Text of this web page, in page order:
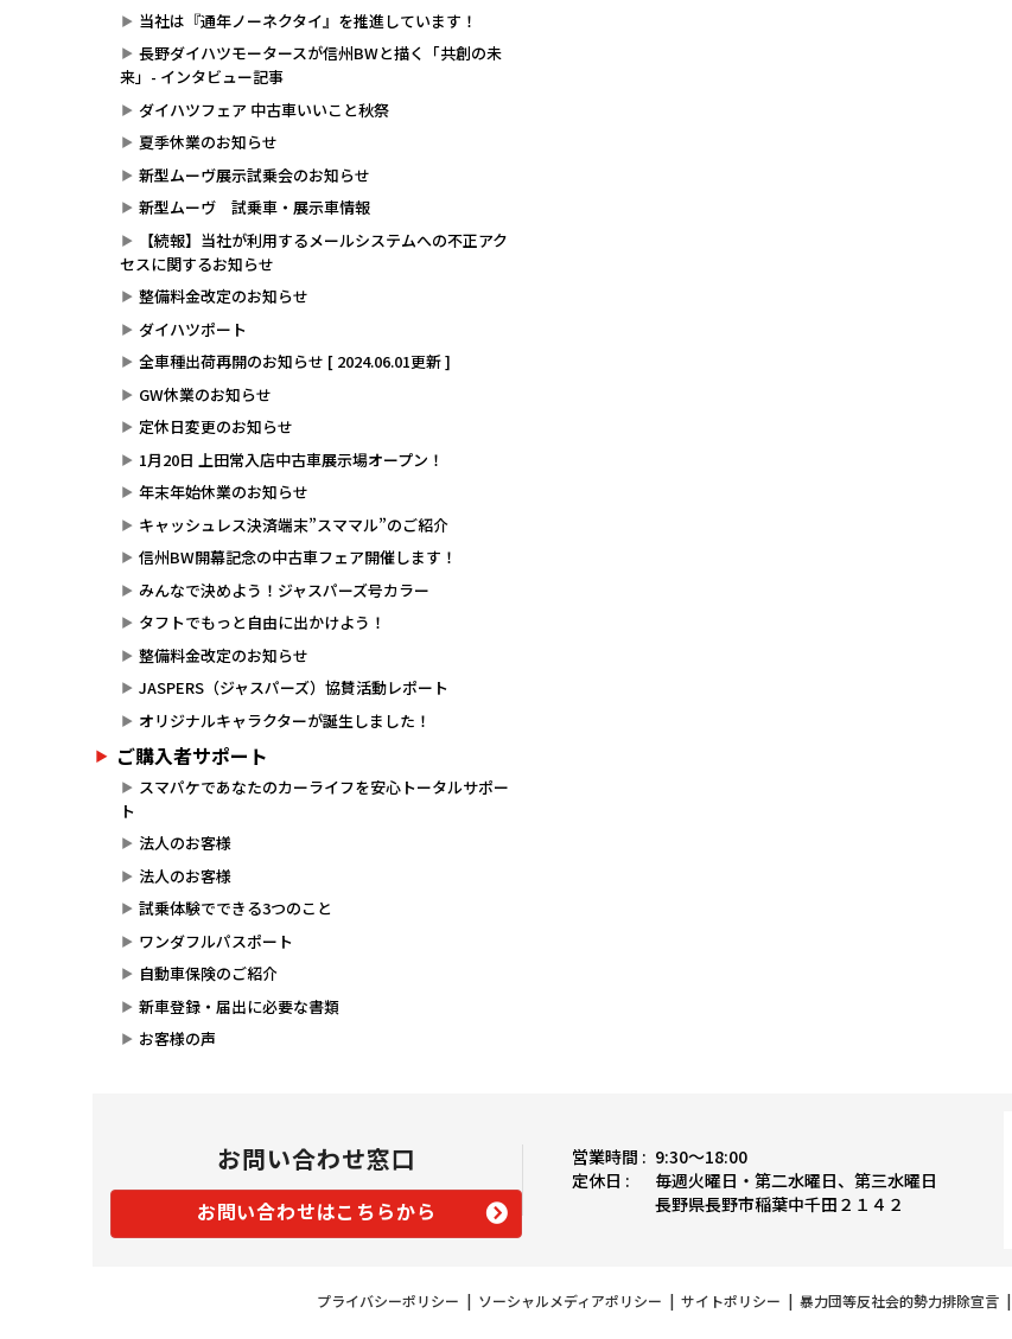
当社は『通年ノーネクタイ』を推進しています！
長野ダイハツモータースが信州BWと描く「共創の未
来」- インタビュー記事
ダイハツフェア 中古車いいこと秋祭
夏季休業のお知らせ
新型ムーヴ展示試乗会のお知らせ
新型ムーヴ 試乗車・展示車情報
【続報】当社が利用するメールシステムへの不正アク
セスに関するお知らせ
整備料金改定のお知らせ
ダイハツポート
全車種出荷再開のお知らせ [ 2024.06.01更新 ]
GW休業のお知らせ
定休日変更のお知らせ
1月20日 上田常入店中古車展示場オープン！
年末年始休業のお知らせ
キャッシュレス決済端末”スママル”のご紹介
信州BW開幕記念の中古車フェア開催します！
みんなで決めよう！ジャスパーズ号カラー
タフトでもっと自由に出かけよう！
整備料金改定のお知らせ
JASPERS（ジャスパーズ）協賛活動レポート
オリジナルキャラクターが誕生しました！
ご購入者サポート
スマパケであなたのカーライフを安心トータルサポー
ト
法人のお客様
法人のお客様
試乗体験でできる3つのこと
ワンダフルパスポート
自動車保険のご紹介
新車登録・届出に必要な書類
お客様の声
お問い合わせ窓口
お問い合わせはこちらから
営業時間 : 9:30〜18:00
定休日 :
毎週火曜日・第二水曜日、第三水曜日
長野県長野市稲葉中千田２１４２
プライバシーポリシー | ソーシャルメディアポリシー | サイトポリシー | 暴力団等反社会的勢力排除宣言|